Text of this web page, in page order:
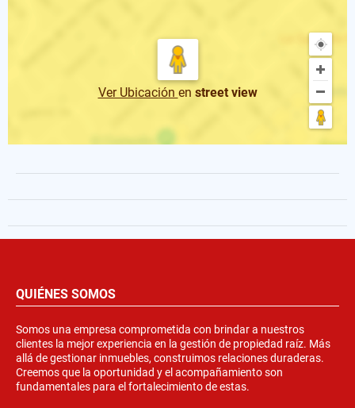
Ver Ubicación en street view
QUIÉNES SOMOS
Somos una empresa comprometida con brindar a nuestros
clientes la mejor experiencia en la gestión de propiedad raíz. Más
allá de gestionar inmuebles, construimos relaciones duraderas.
Creemos que la oportunidad y el acompañamiento son
fundamentales para el fortalecimiento de estas.